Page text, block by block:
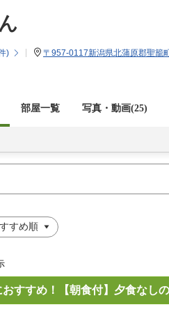
) 〒957-0117新潟県北蒲原郡聖籠
部屋一覧 写真・動画(25)
おすすめ！【朝食付】夕食なし